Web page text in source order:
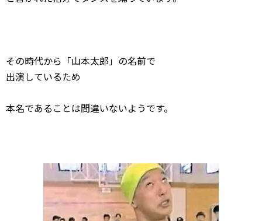
その時代から「山本太郎」の名前で
出演しているため
本名であることは間違いないようです。